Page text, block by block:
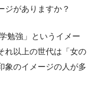
ジがありますか？
勉強」というイメー
れ以上の世代は「女の
象のイメージの人が多